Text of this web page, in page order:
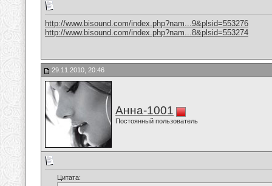
http://www.bisound.com/index.php?nam...9&plsid=553276
http://www.bisound.com/index.php?nam...8&plsid=553274
29.11.2010, 20:46
Анна-1001
Постоянный пользователь
Цитата: